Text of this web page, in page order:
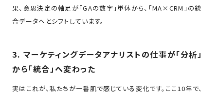
果、意思決定の軸足が「GAの数字」単体から、「MA×CRM」の統
合データへとシフトしています。
3. マーケティングデータアナリストの仕事が「分析」
から「統合」へ変わった
実はこれが、私たちが一番肌で感じている変化です。ここ10年で、